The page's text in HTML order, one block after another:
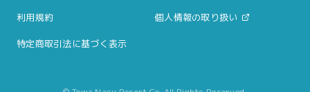
利用規約 個人情報の取り扱い
特定商取引法に基づく表示